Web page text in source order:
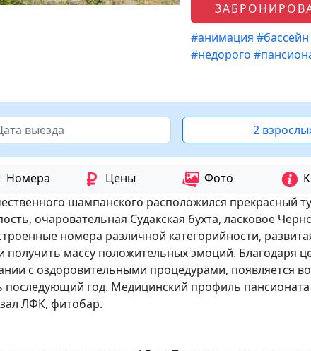
#анимация #бассейн
#недорого
2
Номера Цены Фото
шампанского расположился прекрасный
очаровательная Судакская бухта, ласковое
номера различной категорийности,
получить массу положительных эмоций. Благодаря
с оздоровительными процедурами, появляется
последующий год. Медицинский профиль
ЛФК, фитобар.